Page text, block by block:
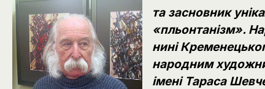
та засновник
«пльонтанізм».
нині
народним
імені Тараса